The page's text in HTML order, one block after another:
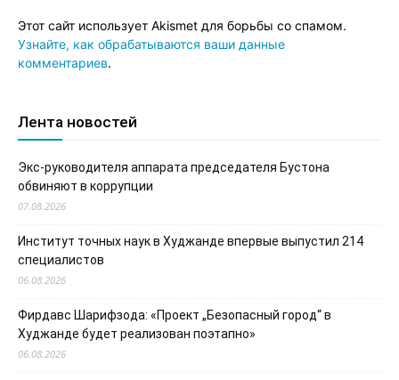
Этот сайт использует Akismet для борьбы со спамом.
Узнайте, как обрабатываются ваши данные
комментариев.
Лента новостей
Экс-руководителя аппарата председателя Бустона
обвиняют в коррупции
07.08.2026
Институт точных наук в Худжанде впервые выпустил 214
специалистов
06.08.2026
Фирдавс Шарифзода: «Проект „Безопасный город“ в
Худжанде будет реализован поэтапно»
06.08.2026